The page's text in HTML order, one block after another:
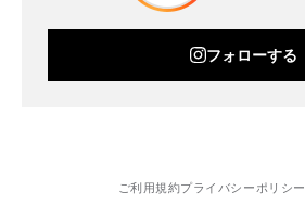
フォローする
ご利用規約プライバシーポリシー